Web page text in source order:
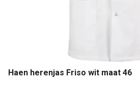
Haen herenjas Friso wit maat 46